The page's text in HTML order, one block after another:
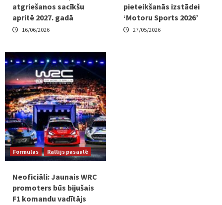
atgriešanos sacīkšu
apritē 2027. gadā
16/06/2026
pieteikšanās izstādei
‘Motoru Sports 2026’
27/05/2026
Formulas Rallijs pasaulē
Neoficiāli: Jaunais WRC
promoters būs bijušais
F1 komandu vadītājs